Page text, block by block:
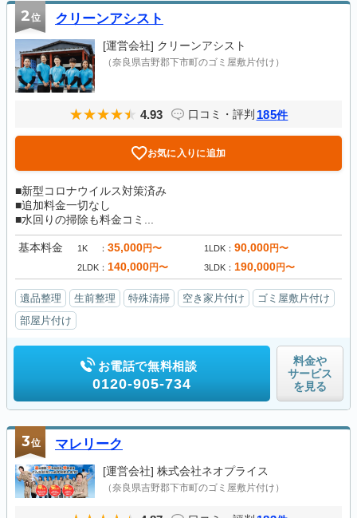
2位 クリーンアシスト
[運営会社] クリーンアシスト
（奈良県吉野郡下市町のゴミ屋敷片付け）
4.93 口コミ・評判 185件
お気に入りに追加
■新型コロナウイルス対策済み
■追加料金一切なし
■水回りの掃除も料金コミ...
基本料金 1K 35,000円〜 1LDK 90,000円〜
2LDK 140,000円〜 3LDK 190,000円〜
遺品整理 生前整理 特殊清掃 空き家片付け
ゴミ屋敷片付け
部屋片付け
お電話で無料相談
0120-905-734
料金や
サービス
を見る
3位 マレリーク
[運営会社] 株式会社ネオプライス
（奈良県吉野郡下市町のゴミ屋敷片付け）